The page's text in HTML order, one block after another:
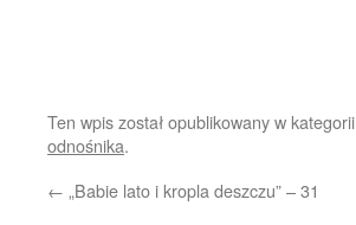
Ten wpis został opublikowany w kategorii
odnośnika.
← „Babie lato i kropla deszczu” – 31